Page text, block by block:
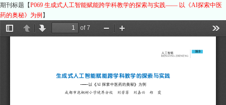
期刊标题【P069 生成式人工智能赋能跨学科教学的探索与实践—— 以《AI探索中医
药的奥秘》为例 】